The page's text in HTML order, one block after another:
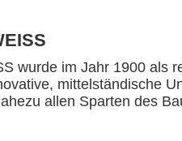
wurde im Jahr 1900 als
mittelständische
allen Sparten des